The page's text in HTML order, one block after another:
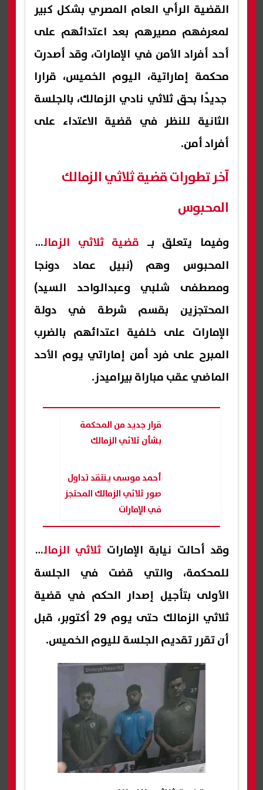
القضية الرأي العام المصري بشكل كبير
لمعرفهم مصيرهم بعد اعتدائهم على
أحد أفراد الأمن في الإمارات، وقد أصدرت
محكمة إماراتية، اليوم الخميس، قرارا
جديدًا بحق ثلاثي نادي الزمالك، بالجلسة
الثانية للنظر في قضية الاعتداء على
أفراد أمن.
آخر تطورات قضية ثلاثي الزمالك
المحبوس
وفيما يتعلق بـ قضية ثلاثي الزمالك
المحبوس وهم (نبيل عماد دونجا
ومصطفى شلبي وعبدالواحد السيد)
المحتجزين بقسم شرطة في دولة
الإمارات على خلفية اعتدائهم بالضرب
المبرح على فرد أمن إماراتي يوم الأحد
الماضي عقب مباراة بيراميدز.
قرار جديد من المحكمة
بشأن ثلاثي الزمالك
أحمد موسى ينتقد تداول
صور ثلاثي الزمالك المحتجز
في الإمارات
وقد أحالت نيابة الإمارات ثلاثي الزمالك
للمحكمة، والتي قضت في الجلسة
الأولى بتأجيل إصدار الحكم في قضية
ثلاثي الزمالك حتى يوم 29 أكتوبر، قبل
أن تقرر تقديم الجلسة لليوم الخميس.